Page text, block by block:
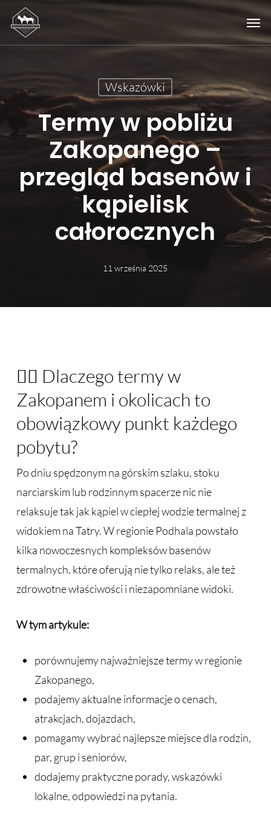
Skip
main
Wskazówki
Termy w pobliżu
Zakopanego –
przegląd basenów i
kąpielisk
całorocznych
11 września 2025
🧖‍♂️ Dlaczego termy w
Zakopanem i okolicach to
obowiązkowy punkt każdego
pobytu?
Po dniu spędzonym na górskim szlaku, stoku
narciarskim lub rodzinnym spacerze nic nie
relaksuje tak jak kąpiel w ciepłej wodzie termalnej z
widokiem na Tatry. W regionie Podhala powstało
kilka nowoczesnych kompleksów basenów
termalnych, które oferują nie tylko relaks, ale też
zdrowotne właściwości i niezapomniane widoki.
W tym artykule:
porównujemy najważniejsze termy w regionie
Zakopanego,
podajemy aktualne informacje o cenach,
atrakcjach, dojazdach,
pomagamy wybrać najlepsze miejsce dla rodzin,
par, grup i seniorów,
dodajemy praktyczne porady, wskazówki
lokalne, odpowiedzi na pytania.